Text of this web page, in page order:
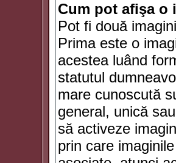
Cum pot afişa o
Pot fi două
Prima este o
acestea luând
statutul
mare cunoscută
general, unică
să activeze
prin care